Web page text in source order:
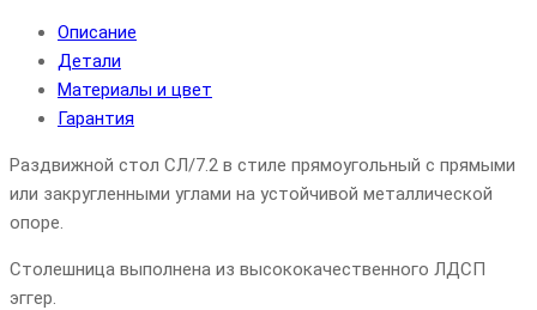
Описание
Детали
Материалы и цвет
Гарантия
Раздвижной стол СЛ/7.2 в стиле прямоугольный с прямыми
или закругленными углами на устойчивой металлической
опоре.
Столешница выполнена из высококачественного ЛДСП
эггер.